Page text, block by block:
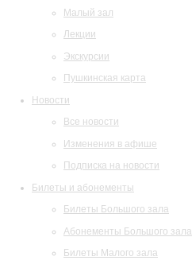
Малый зал
Лекции
Экскурсии
Пушкинская карта
Новости
Все новости
Изменения в афише
Подписка на новости
Билеты и абонементы
Билеты Большого зала
Абонементы Большого зала
Билеты Малого зала